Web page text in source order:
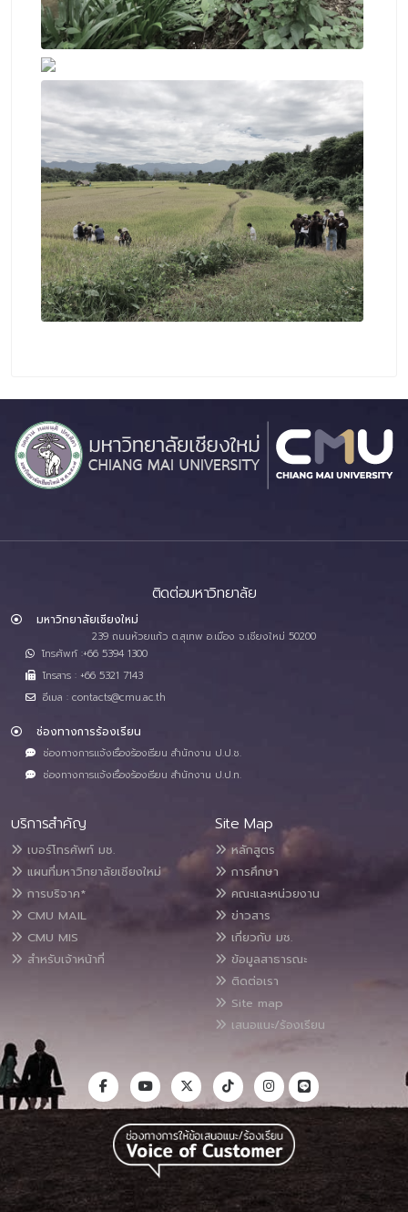
ติดต่อมหาวิทยาลัย
มหาวิทยาลัยเชียงใหม่
239 ถนนห้วยแก้ว ต.สุเทพ อ.เมือง จ.เชียงใหม่ 50200
โทรศัพท์ :+66 5394 1300
โทรสาร : +66 5321 7143
อีเมล : contacts@cmu.ac.th
ช่องทางการร้องเรียน
ช่องทางการแจ้งเรื่องร้องเรียน สำนักงาน ป.ป.ช.
ช่องทางการแจ้งเรื่องร้องเรียน สำนักงาน ป.ป.ท.
บริการสำคัญ
เบอร์โทรศัพท์ มช.
แผนที่มหาวิทยาลัยเชียงใหม่
การบริจาค*
CMU MAIL
CMU MIS
สำหรับเจ้าหน้าที่
Site Map
หลักสูตร
การศึกษา
คณะและหน่วยงาน
ข่าวสาร
เกี่ยวกับ มช.
ข้อมูลสาธารณะ
ติดต่อเรา
Site map
เสนอแนะ/ร้องเรียน